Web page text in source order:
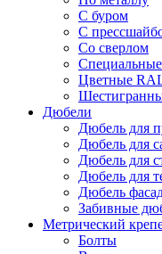
С буром
С
Со сверлом
Специальные
Цветные
Дюбели
Дюбель для
Дюбель для
Дюбель для
Дюбель для
Дюбель
Забивные
Метрический
Болты